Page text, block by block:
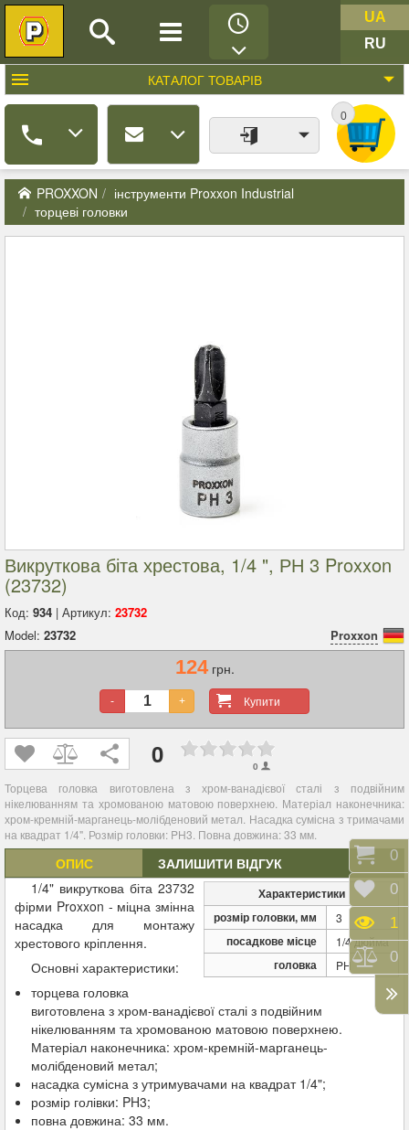
UA
RU
КАТАЛОГ ТОВАРІВ
0
PROXXON
інструменти Proxxon Industrial
торцеві головки
Викруткова біта хрестова, 1/4 ", РН 3 Proxxon
(23732)
Код: 934 | Артикул: 23732
Model: 23732 Proxxon
124грн.
Купити
- +
0 0
Торцева головка виготовлена з хром-ванадієвої сталі з подвійним
нікелюванням та хромованою матовою поверхнею. Матеріал наконечника:
хром-кремній-марганець-молібденовий метал. Насадка сумісна з тримачами
на квадрат 1/4". Розмір головки: PH3. Повна довжина: 33 мм.
ОПИС ЗАЛИШИТИ ВІДГУК
Характеристики
розмір головки, мм
3
посадкове місце 1/4 дюйма
головка PH
1/4" викруткова біта 23732
фірми Proxxon - міцна змінна
насадка для монтажу
хрестового кріплення.
Основні характеристики:
торцева головка
виготовлена з хром-ванадієвої сталі з подвійним
нікелюванням та хромованою матовою поверхнею.
Матеріал наконечника: хром-кремній-марганець-
молібденовий метал;
насадка сумісна з утримувачами на квадрат 1/4";
розмір голівки: PH3;
повна довжина: 33 мм.
0
0
1
0